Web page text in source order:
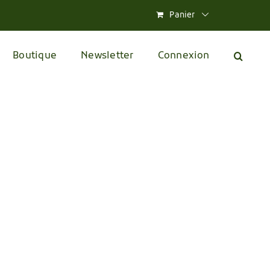
Panier
Boutique Newsletter Connexion